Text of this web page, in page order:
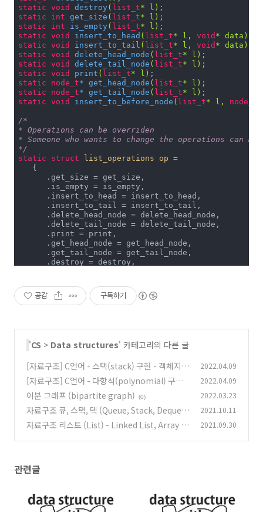
static void destroy ( list_t* l)
static
int get_size ( list_t* l)
static
int is_empty ( list_t* l)
static void insert_to_head ( list_t* l, void * data)
static void insert_to_tail ( list_t* l, void * data)
static void delete_head_node ( list_t* l)
static void delete_tail_node ( list_t* l)
static void print ( list_t* l)
static
node_t* get_head_node ( list_t* l)
static
node_t* get_tail_node ( list_t* l)
static void insert_to_before_node ( list_t* l, node_t
/*
* Operations can be overriden
* Someone who wants to change the operations can
*/
static
struct list_operations op =
   {
      .get_size = get_size,
      .is_empty = is_empty,
      .insert_to_head = insert_to_head,
      .insert_to_tail = insert_to_tail,
      .delete_head_node = delete_head_node,
      .delete_tail_node = delete_tail_node,
      .print = print,
      .get_head_node = get_head_node,
      .get_tail_node = get_tail_node,
      .destroy = destroy,
*/
list_t
{
   l->head = l->tail =
NULL;
   l->size =
0;
return l;
/*
*/
node_t* p;
node_t* t;
공감 구독하기
'CS > Data structures' 카테고리의 다른 글
[자료구조] C언어 - 스택(stack) 구현 - 객체지향
(0)
2022.04.09
[자료구조] C언어 - 다항식(polynomial) 구현 -
객체지향 (0)
2022.04.09
이분 그래프 (bipartite graph) (0) 2022.03.23
자료구조 큐, 스택, 덱 (Queue, Stack, Deque)
(0)
2021.10.11
자료구조 리스트 (List) - Linked List, Array Li
2021.09.30
관련글